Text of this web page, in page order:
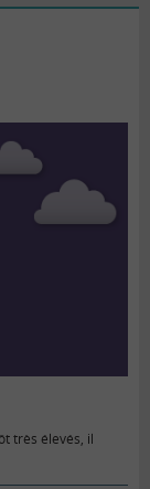
très élevés, il